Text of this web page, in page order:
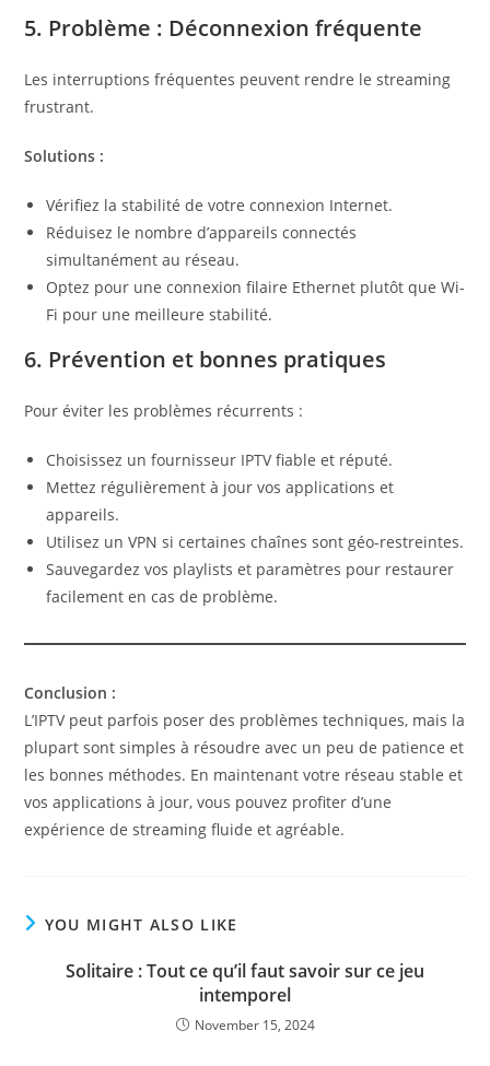
5. Problème : Déconnexion fréquente
Les interruptions fréquentes peuvent rendre le streaming
frustrant.
Solutions :
Vérifiez la stabilité de votre connexion Internet.
Réduisez le nombre d’appareils connectés
simultanément au réseau.
Optez pour une connexion filaire Ethernet plutôt que Wi-
Fi pour une meilleure stabilité.
6. Prévention et bonnes pratiques
Pour éviter les problèmes récurrents :
Choisissez un fournisseur IPTV fiable et réputé.
Mettez régulièrement à jour vos applications et
appareils.
Utilisez un VPN si certaines chaînes sont géo-restreintes.
Sauvegardez vos playlists et paramètres pour restaurer
facilement en cas de problème.
Conclusion :
L’IPTV peut parfois poser des problèmes techniques, mais la
plupart sont simples à résoudre avec un peu de patience et
les bonnes méthodes. En maintenant votre réseau stable et
vos applications à jour, vous pouvez profiter d’une
expérience de streaming fluide et agréable.
YOU MIGHT ALSO LIKE
Solitaire : Tout ce qu’il faut savoir sur ce jeu
intemporel
November 15, 2024